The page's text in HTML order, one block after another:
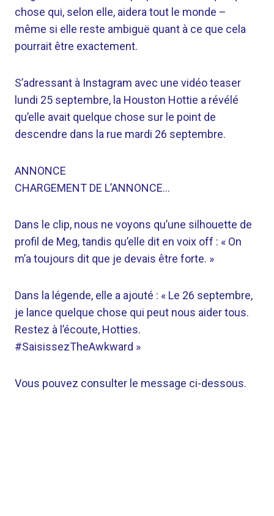
chose qui, selon elle, aidera tout le monde –
même si elle reste ambiguë quant à ce que cela
pourrait être exactement.
S’adressant à Instagram avec une vidéo teaser
lundi 25 septembre, la Houston Hottie a révélé
qu’elle avait quelque chose sur le point de
descendre dans la rue mardi 26 septembre.
ANNONCE
CHARGEMENT DE L’ANNONCE…
Dans le clip, nous ne voyons qu’une silhouette de
profil de Meg, tandis qu’elle dit en voix off : « On
m’a toujours dit que je devais être forte. »
Dans la légende, elle a ajouté : « Le 26 septembre,
je lance quelque chose qui peut nous aider tous.
Restez à l’écoute, Hotties.
#SaisissezTheAwkward »
Vous pouvez consulter le message ci-dessous.